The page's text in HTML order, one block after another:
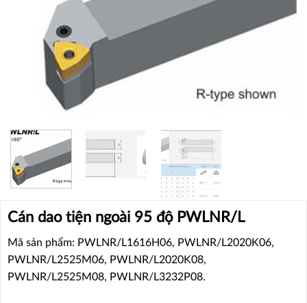
Cán dao tiện ngoài 95 độ PWLNR/L
Mã sản phẩm: PWLNR/L1616H06, PWLNR/L2020K06,
PWLNR/L2525M06, PWLNR/L2020K08,
PWLNR/L2525M08, PWLNR/L3232P08.